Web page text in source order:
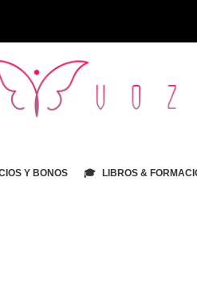
Y BONOS 🎓 LIBROS &